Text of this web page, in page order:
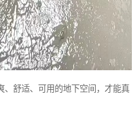
、舒适、可用的地下空间，才能真